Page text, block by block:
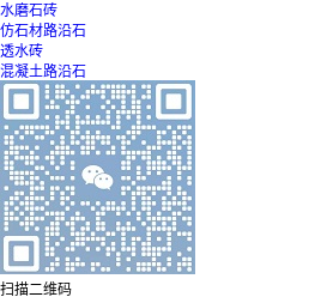
水磨石砖
仿石材路沿石
透水砖
混凝土路沿石
扫描二维码